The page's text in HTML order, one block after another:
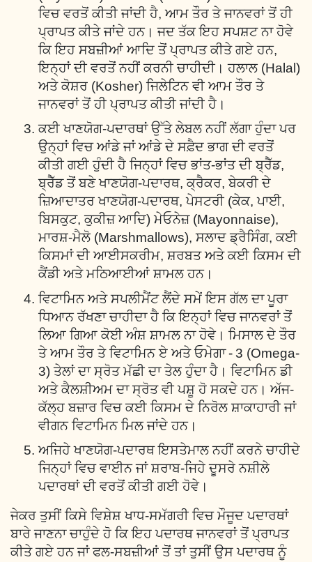
ਵਿਚ ਵਰਤੋਂ ਕੀਤੀ ਜਾਂਦੀ ਹੈ, ਆਮ ਤੌਰ ਤੇ ਜਾਨਵਰਾਂ ਤੋਂ ਹੀ
ਪ੍ਰਾਪਤ ਕੀਤੇ ਜਾਂਦੇ ਹਨ। ਜਦ ਤੱਕ ਇਹ ਸਪਸ਼ਟ ਨਾ ਹੋਵੇ
ਕਿ ਇਹ ਸਬਜ਼ੀਆਂ ਆਦਿ ਤੋਂ ਪ੍ਰਾਪਤ ਕੀਤੇ ਗਏ ਹਨ,
ਇਨ੍ਹਾਂ ਦੀ ਵਰਤੋਂ ਨਹੀਂ ਕਰਨੀ ਚਾਹੀਦੀ। ਹਲਾਲ (Halal)
ਅਤੇ ਕੋਸ਼ਰ (Kosher) ਜਿਲੇਟਿਨ ਵੀ ਆਮ ਤੌਰ ਤੇ
ਜਾਨਵਰਾਂ ਤੋਂ ਹੀ ਪ੍ਰਾਪਤ ਕੀਤੀ ਜਾਂਦੀ ਹੈ।
ਕਈ ਖਾਣਯੋਗ-ਪਦਾਰਥਾਂ ਉੱਤੇ ਲੇਬਲ ਨਹੀਂ ਲੱਗਾ ਹੁੰਦਾ ਪਰ
ਉਨ੍ਹਾਂ ਵਿਚ ਆਂਡੇ ਜਾਂ ਆਂਡੇ ਦੇ ਸਫ਼ੈਦ ਭਾਗ ਦੀ ਵਰਤੋਂ
ਕੀਤੀ ਗਈ ਹੁੰਦੀ ਹੈ ਜਿਨ੍ਹਾਂ ਵਿਚ ਭਾਂਤ-ਭਾਂਤ ਦੀ ਬ੍ਰੈੱਡ,
ਬ੍ਰੈੱਡ ਤੋਂ ਬਣੇ ਖਾਣਯੋਗ-ਪਦਾਰਥ, ਕ੍ਰੈਕਰ, ਬੇਕਰੀ ਦੇ
ਜ਼ਿਆਦਾਤਰ ਖਾਣਯੋਗ-ਪਦਾਰਥ, ਪੇਸਟਰੀ (ਕੇਕ, ਪਾਈ,
ਬਿਸਕੁਟ, ਕੁਕੀਜ਼ ਆਦਿ) ਮੇਓਨੇਜ਼ (Mayonnaise),
ਮਾਰਸ਼-ਮੈਲੋ (Marshmallows), ਸਲਾਦ ਡ੍ਰੈਸਿੰਗ, ਕਈ
ਕਿਸਮਾਂ ਦੀ ਆਈਸਕਰੀਮ, ਸ਼ਰਬਤ ਅਤੇ ਕਈ ਕਿਸਮ ਦੀ
ਕੈਂਡੀ ਅਤੇ ਮਠਿਆਈਆਂ ਸ਼ਾਮਲ ਹਨ।
ਵਿਟਾਮਿਨ ਅਤੇ ਸਪਲੀਮੈਂਟ ਲੈਂਦੇ ਸਮੇਂ ਇਸ ਗੱਲ ਦਾ ਪੂਰਾ
ਧਿਆਨ ਰੱਖਣਾ ਚਾਹੀਦਾ ਹੈ ਕਿ ਇਨ੍ਹਾਂ ਵਿਚ ਜਾਨਵਰਾਂ ਤੋਂ
ਲਿਆ ਗਿਆ ਕੋਈ ਅੰਸ਼ ਸ਼ਾਮਲ ਨਾ ਹੋਵੇ। ਮਿਸਾਲ ਦੇ ਤੌਰ
ਤੇ ਆਮ ਤੌਰ ਤੇ ਵਿਟਾਮਿਨ ਏ ਅਤੇ ਓਮੇਗਾ - 3 (Omega-
3) ਤੇਲਾਂ ਦਾ ਸ੍ਰੋਤ ਮੱਛੀ ਦਾ ਤੇਲ ਹੁੰਦਾ ਹੈ। ਵਿਟਾਮਿਨ ਡੀ
ਅਤੇ ਕੈਲਸ਼ੀਅਮ ਦਾ ਸ੍ਰੋਤ ਵੀ ਪਸ਼ੂ ਹੋ ਸਕਦੇ ਹਨ। ਅੱਜ-
ਕੱਲ੍ਹ ਬਜ਼ਾਰ ਵਿਚ ਕਈ ਕਿਸਮ ਦੇ ਨਿਰੋਲ ਸ਼ਾਕਾਹਾਰੀ ਜਾਂ
ਵੀਗਨ ਵਿਟਾਮਿਨ ਮਿਲ ਜਾਂਦੇ ਹਨ।
ਅਜਿਹੇ ਖਾਣਯੋਗ-ਪਦਾਰਥ ਇਸਤੇਮਾਲ ਨਹੀਂ ਕਰਨੇ ਚਾਹੀਦੇ
ਜਿਨ੍ਹਾਂ ਵਿਚ ਵਾਈਨ ਜਾਂ ਸ਼ਰਾਬ-ਜਿਹੇ ਦੂਸਰੇ ਨਸ਼ੀਲੇ
ਪਦਾਰਥਾਂ ਦੀ ਵਰਤੋਂ ਕੀਤੀ ਗਈ ਹੋਵੇ।
ਜੇਕਰ ਤੁਸੀਂ ਕਿਸੇ ਵਿਸ਼ੇਸ਼ ਖਾਧ-ਸਮੱਗਰੀ ਵਿਚ ਮੌਜੂਦ ਪਦਾਰਥਾਂ
ਬਾਰੇ ਜਾਣਨਾ ਚਾਹੁੰਦੇ ਹੋ ਕਿ ਇਹ ਪਦਾਰਥ ਜਾਨਵਰਾਂ ਤੋਂ ਪ੍ਰਾਪਤ
ਕੀਤੇ ਗਏ ਹਨ ਜਾਂ ਫਲ-ਸਬਜ਼ੀਆਂ ਤੋਂ ਤਾਂ ਤੁਸੀਂ ਉਸ ਪਦਾਰਥ ਨੂੰ